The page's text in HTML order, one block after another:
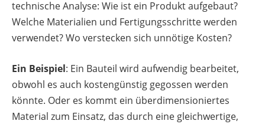
technische Analyse: Wie ist ein Produkt aufgebaut?
Welche Materialien und Fertigungsschritte werden
verwendet? Wo verstecken sich unnötige Kosten?
Ein Beispiel: Ein Bauteil wird aufwendig bearbeitet,
obwohl es auch kostengünstig gegossen werden
könnte. Oder es kommt ein überdimensioniertes
Material zum Einsatz, das durch eine gleichwertige,